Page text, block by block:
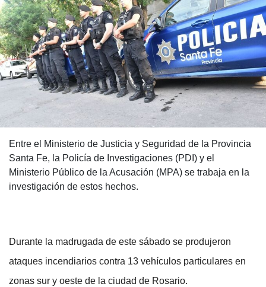
Entre el Ministerio de Justicia y Seguridad de la Provincia
Santa Fe, la Policía de Investigaciones (PDI) y el
Ministerio Público de la Acusación (MPA) se trabaja en la
investigación de estos hechos.
Durante la madrugada de este sábado se produjeron
ataques incendiarios contra 13 vehículos particulares en
zonas sur y oeste de la ciudad de Rosario.